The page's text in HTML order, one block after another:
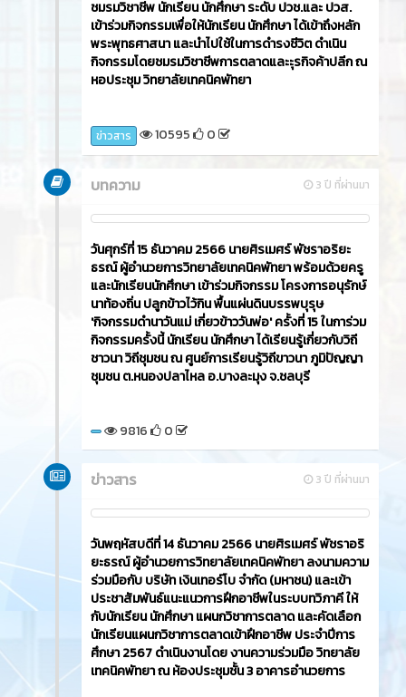
วันศุกร์ที่ 22 ธันวาคม 2566​ นายศิรเมศร์ พัชราอริยะ
ธรณ์ ผู้อำนวยการวิทยาลัยเทคนิคพัทยา เป็นประธาน
เปิดโครงการ Chrismas Day ซึ่งมีคณะครู ผู้บริหาร ครู
ชมรมวิชาชีพ นักเรียน นักศึกษา เข้าร่วมกิจกรรมและยัง
PTC GOT'Talent 2023 ดำเนินการโดย ชมรม To Be
Number One และ แผนกวิชาาสามัญสัมพันธ์ ณ อาคาร
ข่าวสาร 10254 0
3 ปี ที่ผ่านมา
ข่าวสาร
วันพฤหัสบดีที่ 21 ธันวาคม 2566​ นายศิรเมศร์ พัชราอริ
ยะธรณ์ ผู้อำนวยการวิทยาลัยเทคนิคพัทยา เป็นประธาน
เปิดโครงการ วัยรุ่นวัยใส ใส่ใจธรรมะ ซึ่งมีคณะครู
ชมรมวิชาชีพ นักเรียน นักศึกษา ระดับ ปวช.และ ปวส.
พระพุทธศาสนา และนำไปใช้ในการดำรงชีวิต ดำเนิน
ข่าวสาร 10595 0
3 ปี ที่ผ่านมา
บทความ
วันศุกร์ที่ 15 ธันวาคม 2566​ นายศิรเมศร์ พัชราอริยะ
ธรณ์ ผู้อำนวยการวิทยาลัยเทคนิคพัทยา พร้อมด้วยครู
และนักเรียนนักศึกษา เข้าร่วมกิจกรรม โครงการอนุรักษ์
นาท้องถิ่น ปลูกข้าวไว้กิน พื้นแผ่นดินบรรพบุรุษ